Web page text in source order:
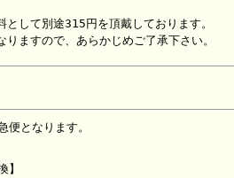
して別途315円を頂戴しております。
ますので、あらかじめご了承下さい。
便となります。
】